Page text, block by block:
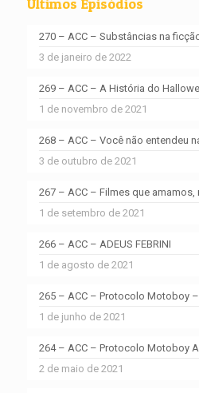
Últimos Episódios
270 – ACC – Substâncias na
3 de janeiro de 2022
269 – ACC – A História do
1 de novembro de 2021
268 – ACC – Você não entendeu
3 de outubro de 2021
267 – ACC – Filmes que
1 de setembro de 2021
266 – ACC – ADEUS FEBRINI
1 de agosto de 2021
265 – ACC – Protocolo Motoboy –
1 de junho de 2021
264 – ACC – Protocolo Motoboy A
2 de maio de 2021